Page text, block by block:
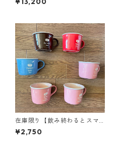
レゼント
在庫限り【飲み終わるとスマ
イルが現れるマグカップ】誕
生祝｜名入れ｜プレゼント
¥2,750